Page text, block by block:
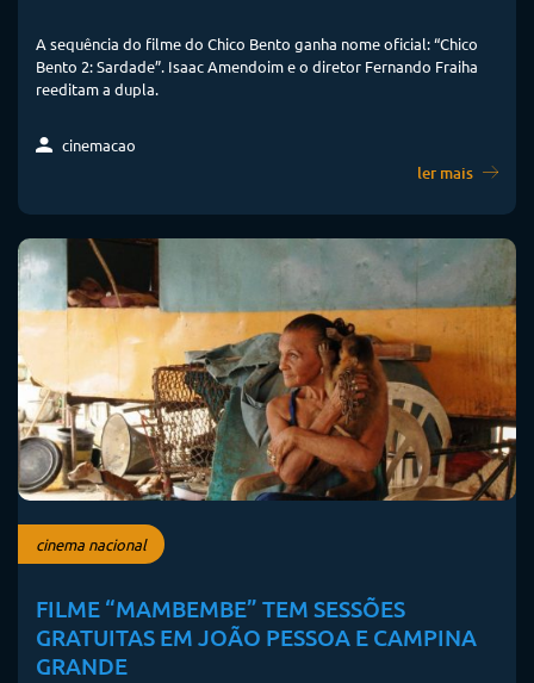
A sequência do filme do Chico Bento ganha nome oficial: “Chico
Bento 2: Sardade”. Isaac Amendoim e o diretor Fernando Fraiha
reeditam a dupla.
cinemacao
ler mais
cinema nacional
FILME “MAMBEMBE” TEM SESSÕES
GRATUITAS EM JOÃO PESSOA E CAMPINA
GRANDE